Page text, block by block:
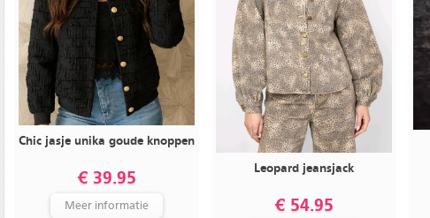
Chic jasje unika goude knoppen
€ 39.95
Meer informatie
Leopard jeansjack
€ 54.95